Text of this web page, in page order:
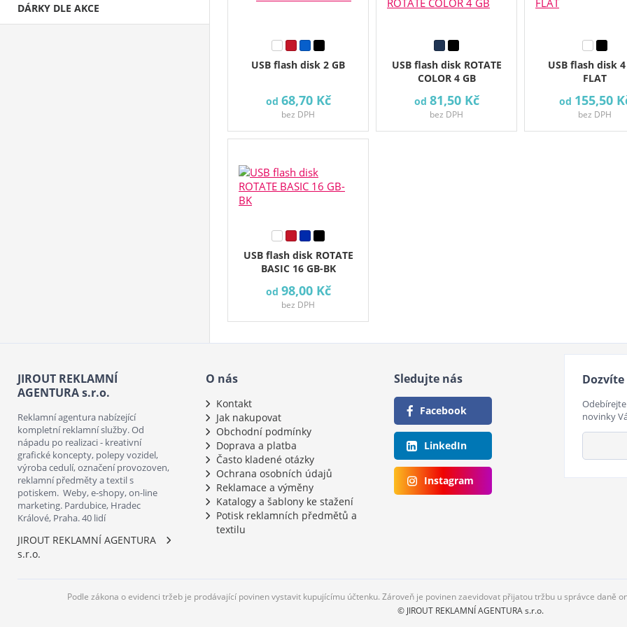
DÁRKY DLE AKCE
USB flash disk 2 GB
od 68,70 Kč
bez DPH
USB flash disk ROTATE
COLOR 4 GB
od 81,50 Kč
bez DPH
USB flash disk 4
FLAT
od 155,50
bez DPH
USB flash disk ROTATE
BASIC 16 GB-BK
od 98,00 Kč
bez DPH
JIROUT REKLAMNÍ
AGENTURA s.r.o.
Reklamní agentura nabízející
kompletní reklamní služby. Od
nápadu po realizaci - kreativní
grafické koncepty, polepy vozidel,
výroba cedulí, označení provozoven,
reklamní předměty a textil s
potiskem. Weby, e-shopy, on-line
marketing. Pardubice, Hradec
Králové, Praha. 40 lidí
JIROUT REKLAMNÍ AGENTURA
s.r.o.
O nás
Kontakt
Jak nakupovat
Obchodní podmínky
Doprava a platba
Často kladené otázky
Ochrana osobních údajů
Reklamace a výměny
Katalogy a šablony ke stažení
Potisk reklamních předmětů a
textilu
Sledujte nás
Facebook
LinkedIn
Instagram
novinky
Podle zákona o evidenci tržeb je prodávající povinen vystavit kupujícímu účtenku. Zároveň je povinen zaevidovat přijatou tržbu u správce daně
© JIROUT REKLAMNÍ AGENTURA s.r.o.